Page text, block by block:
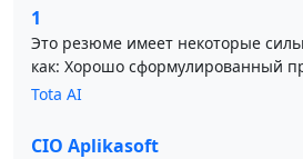
1
Это резюме имеет некоторые
как: Хорошо сформулированный
Tota AI
CIO Aplikasoft